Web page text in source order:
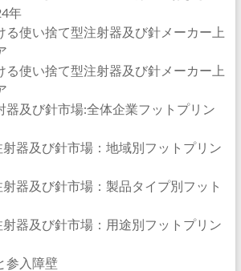
年
る使い捨て型注射器及び針メーカー上
る使い捨て型注射器及び針メーカー上
器及び針市場:全体企業フットプリン
射器及び針市場：地域別フットプリン
器及び針市場：製品タイプ別フット
射器及び針市場：用途別フットプリン
参入障壁